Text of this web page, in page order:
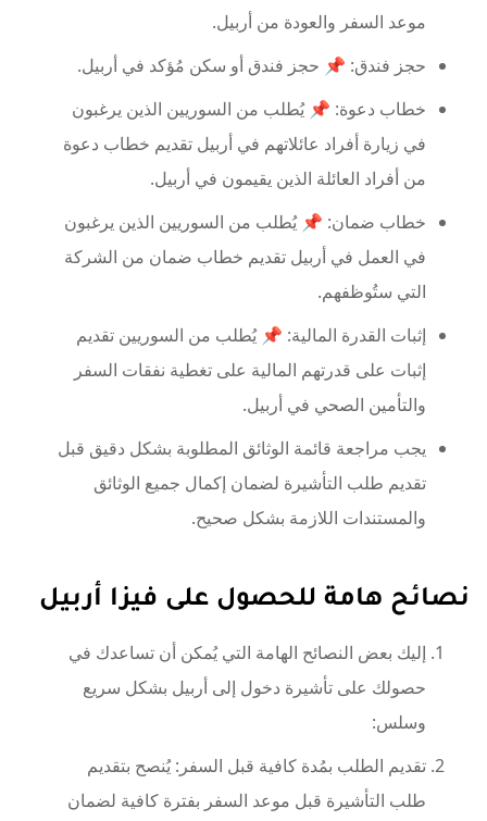
موعد السفر والعودة من أربيل.
حجز فندق: 📌 حجز فندق أو سكن مُؤكد في أربيل.
خطاب دعوة: 📌 يُطلب من السوريين الذين يرغبون
في زيارة أفراد عائلاتهم في أربيل تقديم خطاب دعوة
من أفراد العائلة الذين يقيمون في أربيل.
خطاب ضمان: 📌 يُطلب من السوريين الذين يرغبون
في العمل في أربيل تقديم خطاب ضمان من الشركة
التي ستُوظفهم.
إثبات القدرة المالية: 📌 يُطلب من السوريين تقديم
إثبات على قدرتهم المالية على تغطية نفقات السفر
والتأمين الصحي في أربيل.
يجب مراجعة قائمة الوثائق المطلوبة بشكل دقيق قبل
تقديم طلب التأشيرة لضمان إكمال جميع الوثائق
والمستندات اللازمة بشكل صحيح.
نصائح هامة للحصول على فيزا أربيل
إليك بعض النصائح الهامة التي يُمكن أن تساعدك في
حصولك على تأشيرة دخول إلى أربيل بشكل سريع
وسلس:
تقديم الطلب بمُدة كافية قبل السفر: يُنصح بتقديم
طلب التأشيرة قبل موعد السفر بفترة كافية لضمان